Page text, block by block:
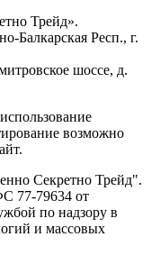
Трейд».
Балкарская Респ., г.
шоссе, д.
возможно
Секретно Трейд".
77-79634 от
по надзору в
и массовых